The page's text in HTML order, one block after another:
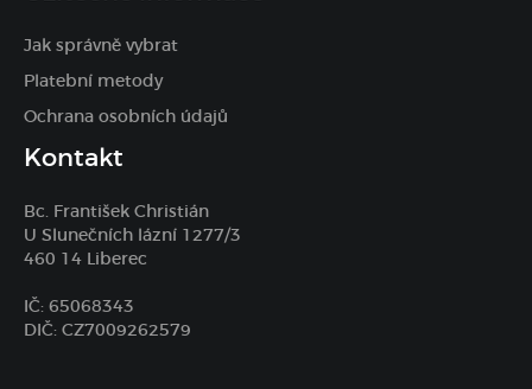
Jak správně vybrat
Platební metody
Ochrana osobních údajů
Kontakt
Bc. František Christián
U Slunečních lázní 1277/3
460 14 Liberec
IČ: 65068343
DIČ: CZ7009262579